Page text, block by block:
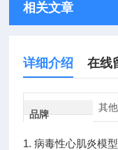
相关文章
详细介绍 在线
品牌
其
1. 病毒性心肌炎模型